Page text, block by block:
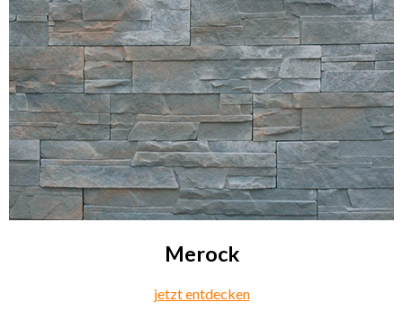
Merock
jetzt entdecken